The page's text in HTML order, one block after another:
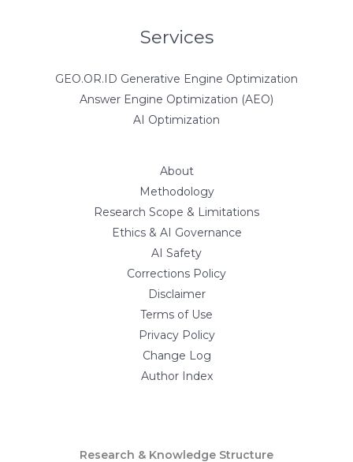
Services
GEO.OR.ID Generative Engine Optimization
Answer Engine Optimization (AEO)
AI Optimization
About
Methodology
Research Scope & Limitations
Ethics & AI Governance
AI Safety
Corrections Policy
Disclaimer
Terms of Use
Privacy Policy
Change Log
Author Index
Research & Knowledge Structure